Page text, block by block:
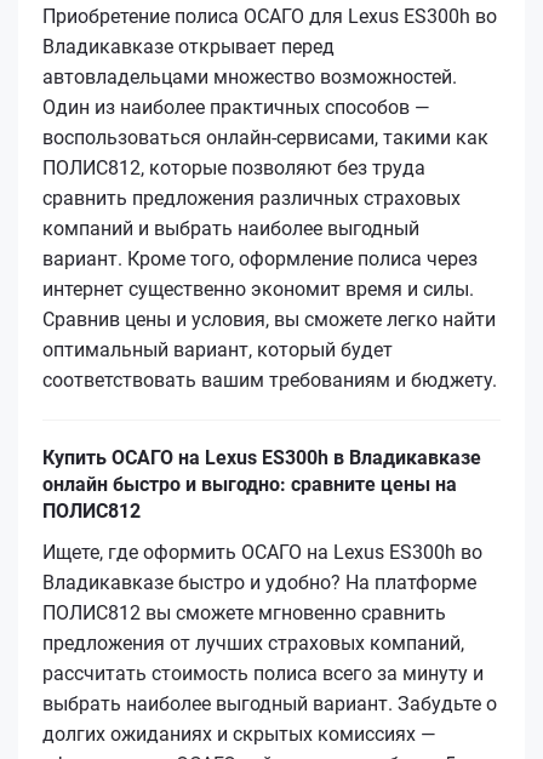
Приобретение полиса ОСАГО для Lexus ES300h во
Владикавказе открывает перед
автовладельцами множество возможностей.
Один из наиболее практичных способов —
воспользоваться онлайн-сервисами, такими как
ПОЛИС812, которые позволяют без труда
сравнить предложения различных страховых
компаний и выбрать наиболее выгодный
вариант. Кроме того, оформление полиса через
интернет существенно экономит время и силы.
Сравнив цены и условия, вы сможете легко найти
оптимальный вариант, который будет
соответствовать вашим требованиям и бюджету.
Купить ОСАГО на Lexus ES300h в Владикавказе
онлайн быстро и выгодно: сравните цены на
ПОЛИС812
Ищете, где оформить ОСАГО на Lexus ES300h во
Владикавказе быстро и удобно? На платформе
ПОЛИС812 вы сможете мгновенно сравнить
предложения от лучших страховых компаний,
рассчитать стоимость полиса всего за минуту и
выбрать наиболее выгодный вариант. Забудьте о
долгих ожиданиях и скрытых комиссиях —